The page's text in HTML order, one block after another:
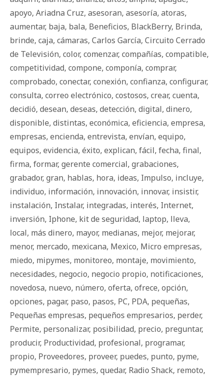
apoyo, Ariadna Cruz, asesoran, asesoría, atoras,
aumentar, baja, bala, Beneficios, BlackBerry, Brinda,
brinde, caja, cámaras, Carlos García, Circuito Cerrado
de Televisión, color, comenzar, compañías, compatible,
competitividad, compone, componía, comprar,
comprobado, conectar, conexión, confianza, configurar,
consulta, correo electrónico, costosos, crear, cuenta,
decidió, desean, deseas, detección, digital, dinero,
disponible, distintas, económica, eficiencia, empresa,
empresas, encienda, entrevista, envían, equipo,
equipos, evidencia, éxito, explican, fácil, fecha, final,
firma, formar, gerente comercial, grabaciones,
grabador, gran, hablas, hora, ideas, Impulso, incluye,
individuo, información, innovación, innovar, insistir,
instalación, Instalar, integradas, interés, Internet,
inversión, Iphone, kit de seguridad, laptop, lleva,
local, más dinero, mayor, medianas, mejor, mejorar,
menor, mercado, mexicana, Mexico, Micro empresas,
miedo, mipymes, monitoreo, montaje, movimiento,
necesidades, negocio, negocio propio, notificaciones,
novedosa, nuevo, número, oferta, ofrece, opción,
opciones, pagar, paso, pasos, PC, PDA, pequeñas,
Pequeñas empresas, pequeños empresarios, perder,
Permite, personalizar, posibilidad, precio, preguntar,
producir, Productividad, profesional, programar,
propio, Proveedores, proveer, puedes, punto, pyme,
pymempresario, pymes, quedar, Radio Shack, remoto,